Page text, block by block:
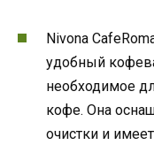
Nivona
удобный
необходимое
кофе. Она
очистки и